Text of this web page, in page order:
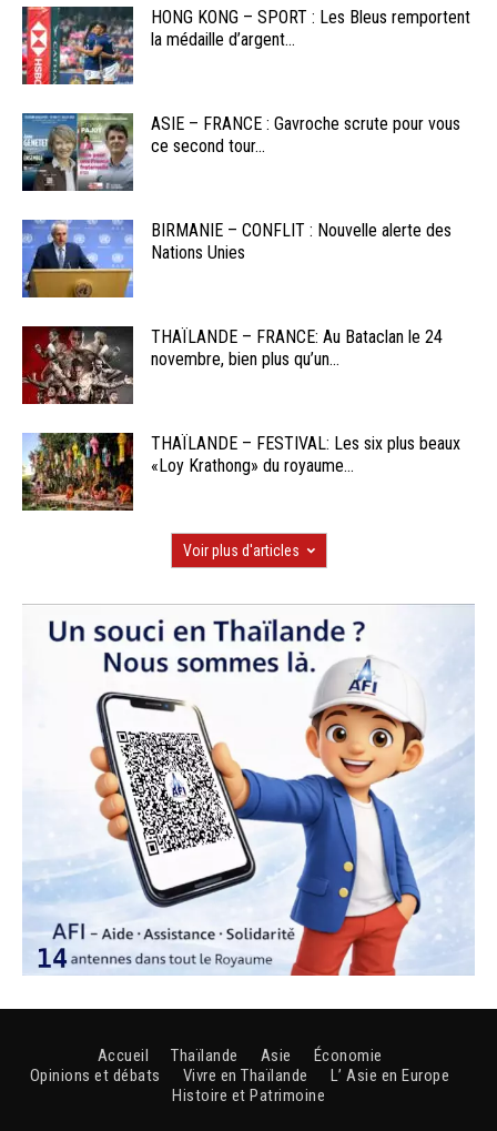
HONG KONG – SPORT : Les Bleus remportent
la médaille d’argent...
ASIE – FRANCE : Gavroche scrute pour vous
ce second tour...
BIRMANIE – CONFLIT : Nouvelle alerte des
Nations Unies
THAÏLANDE – FRANCE: Au Bataclan le 24
novembre, bien plus qu’un...
THAÏLANDE – FESTIVAL: Les six plus beaux
«Loy Krathong» du royaume...
Voir plus d'articles
Accueil Thaïlande Asie
Économie
Opinions et débats
Vivre en Thaïlande
L’ Asie en Europe
Histoire et Patrimoine